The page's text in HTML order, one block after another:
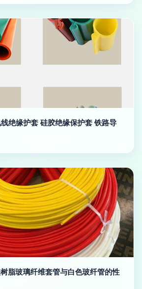
绝缘护套 硅胶绝缘保护套 铁路导
脂玻璃纤维套管与白色玻纤管的性